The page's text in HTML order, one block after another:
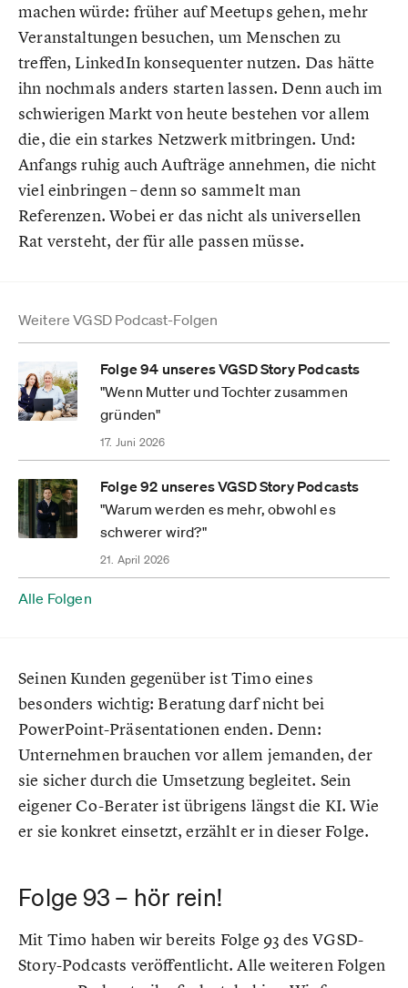
machen würde: früher auf Meetups gehen, mehr
Veranstaltungen besuchen, um Menschen zu
treffen, LinkedIn konsequenter nutzen. Das hätte
ihn nochmals anders starten lassen. Denn auch im
schwierigen Markt von heute bestehen vor allem
die, die ein starkes Netzwerk mitbringen. Und:
Anfangs ruhig auch Aufträge annehmen, die nicht
viel einbringen – denn so sammelt man
Referenzen. Wobei er das nicht als universellen
Rat versteht, der für alle passen müsse.
Weitere VGSD Podcast-Folgen
Folge 94 unseres VGSD Story Podcasts
"Wenn Mutter und Tochter zusammen
gründen"
17. Juni 2026
Folge 92 unseres VGSD Story Podcasts
"Warum werden es mehr, obwohl es
schwerer wird?"
21. April 2026
Alle Folgen
Seinen Kunden gegenüber ist Timo eines
besonders wichtig: Beratung darf nicht bei
PowerPoint-Präsentationen enden. Denn:
Unternehmen brauchen vor allem jemanden, der
sie sicher durch die Umsetzung begleitet. Sein
eigener Co-Berater ist übrigens längst die KI. Wie
er sie konkret einsetzt, erzählt er in dieser Folge.
Folge 93 – hör rein!
Mit Timo haben wir bereits Folge 93 des VGSD-
Story-Podcasts veröffentlicht. Alle weiteren Folgen